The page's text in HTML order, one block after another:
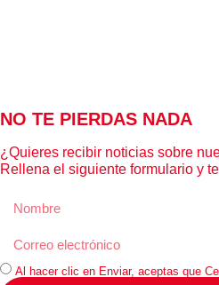
NO TE PIERDAS NADA
¿Quieres recibir noticias sobre
Rellena el siguiente formulario y
Al hacer clic en Enviar, aceptas que